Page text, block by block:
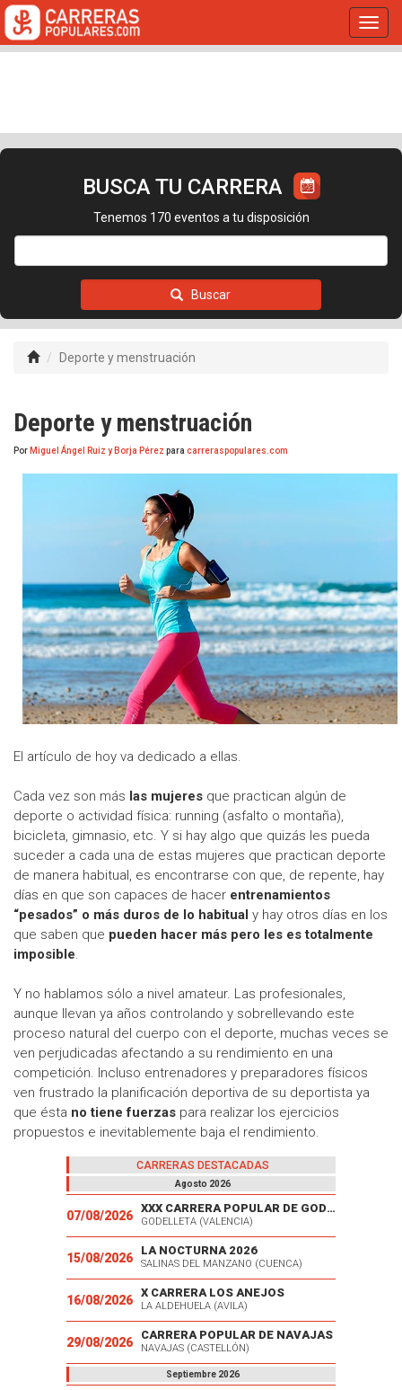
BUSCA TU CARRERA
Tenemos 170 eventos a tu disposición
Buscar
Deporte y menstruación
Deporte y menstruación
Por Miguel Ángel Ruiz y Borja Pérez para carreraspopulares.com
El artículo de hoy va dedicado a ellas.
Cada vez son más las mujeres que practican algún de
deporte o actividad física: running (asfalto o montaña),
bicicleta, gimnasio, etc. Y si hay algo que quizás les pueda
suceder a cada una de estas mujeres que practican deporte
de manera habitual, es encontrarse con que, de repente, hay
días en que son capaces de hacer entrenamientos
“pesados” o más duros de lo habitual y hay otros días en los
que saben que pueden hacer más pero les es totalmente
imposible.
Y no hablamos sólo a nivel amateur. Las profesionales,
aunque llevan ya años controlando y sobrellevando este
proceso natural del cuerpo con el deporte, muchas veces se
ven perjudicadas afectando a su rendimiento en una
competición. Incluso entrenadores y preparadores físicos
ven frustrado la planificación deportiva de su deportista ya
que ésta no tiene fuerzas para realizar los ejercicios
propuestos e inevitablemente baja el rendimiento.
CARRERAS DESTACADAS
Agosto 2026
07/08/2026
XXX CARRERA POPULAR DE GODELLETA
GODELLETA (VALENCIA)
15/08/2026
LA NOCTURNA 2026
SALINAS DEL MANZANO (CUENCA)
16/08/2026
X CARRERA LOS ANEJOS
LA ALDEHUELA (AVILA)
29/08/2026
CARRERA POPULAR DE NAVAJAS
NAVAJAS (CASTELLÓN)
Septiembre 2026